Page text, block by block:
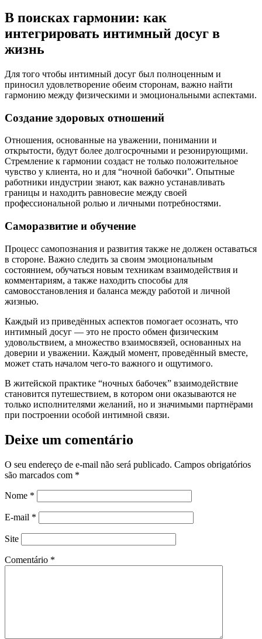
В поисках гармонии: как
интегрировать интимный досуг в
жизнь
Для того чтобы интимный досуг был полноценным и
приносил удовлетворение обеим сторонам, важно найти
гармонию между физическими и эмоциональными аспектами.
Создание здоровых отношений
Отношения, основанные на уважении, понимании и
открытости, будут более долгосрочными и резонирующими.
Стремление к гармонии создаст не только положительное
чувство у клиента, но и для “ночной бабочки”. Опытные
работники индустрии знают, как важно устанавливать
границы и находить равновесие между своей
профессиональной ролью и личными потребностями.
Саморазвитие и обучение
Процесс самопознания и развития также не должен оставаться
в стороне. Важно следить за своим эмоциональным
состоянием, обучаться новым техникам взаимодействия и
комментариям, а также находить способы для
самовосстановления и баланса между работой и личной
жизнью.
Каждый из приведённых аспектов помогает осознать, что
интимный досуг — это не просто обмен физическим
удовольствием, а множество взаимосвязей, основанных на
доверии и уважении. Каждый момент, проведённый вместе,
может стать началом чего-то важного и ощутимого.
В житейской практике “ночных бабочек” взаимодействие
становится путешествием, в котором они оказываются не
только исполнителями желаний, но и значимыми партнёрами
при построении особой интимной связи.
Deixe um comentário
O seu endereço de e-mail não será publicado. Campos obrigatórios
são marcados com *
Nome *
E-mail *
Site
Comentário *